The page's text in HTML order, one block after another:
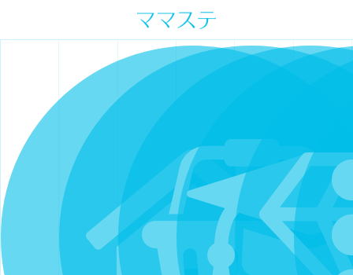
ママの才能発信します。 手づくり
表現ステージ ママステ スキル・セ
ンスを表現したいママが集まって
ます。